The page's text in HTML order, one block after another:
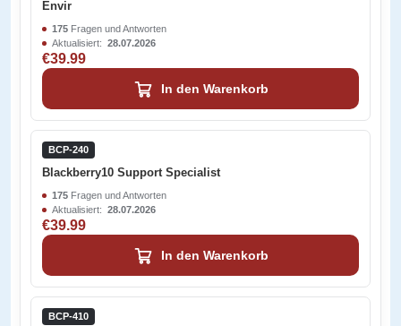
Envir
175 Fragen und Antworten
Aktualisiert: 28.07.2026
€39.99
In den Warenkorb
BCP-240
Blackberry10 Support Specialist
175 Fragen und Antworten
Aktualisiert: 28.07.2026
€39.99
In den Warenkorb
BCP-410